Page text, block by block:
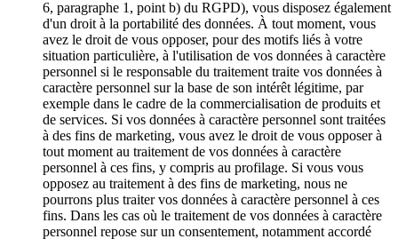
6, paragraphe 1, point b) du RGPD), vous disposez également
d'un droit à la portabilité des données. À tout moment, vous
avez le droit de vous opposer, pour des motifs liés à votre
situation particulière, à l'utilisation de vos données à caractère
personnel si le responsable du traitement traite vos données à
caractère personnel sur la base de son intérêt légitime, par
exemple dans le cadre de la commercialisation de produits et
de services. Si vos données à caractère personnel sont traitées
à des fins de marketing, vous avez le droit de vous opposer à
tout moment au traitement de vos données à caractère
personnel à ces fins, y compris au profilage. Si vous vous
opposez au traitement à des fins de marketing, nous ne
pourrons plus traiter vos données à caractère personnel à ces
fins. Dans les cas où le traitement de vos données à caractère
personnel repose sur un consentement, notamment accordé